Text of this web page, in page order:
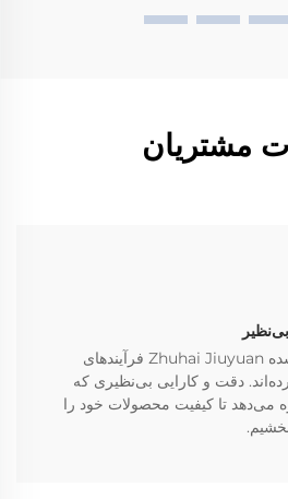
مشتریان
منابع تغذیه برنامه‌ریزی‌شده Zhuhai Jiuyuan فرآیندهای
دقت و کارایی بی‌نظیری که
می‌دهد تا کیفیت محصولات خود را